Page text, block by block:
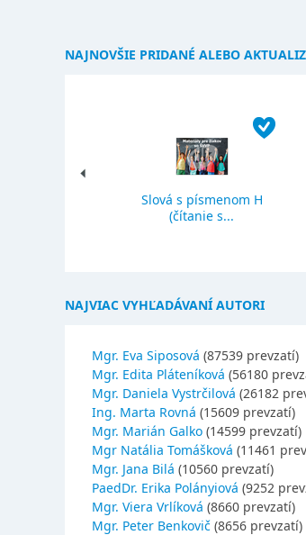
NAJNOVŠIE PRIDANÉ ALEBO
Slová s písmenom H
(čítanie s...
NAJVIAC VYHĽADÁVANÍ AUTORI
Mgr. Eva Siposová (87539 prevzatí)
Mgr. Edita Pláteníková (56180
Mgr. Daniela Vystrčilová (26182
Ing. Marta Rovná (15609 prevzatí)
Mgr. Marián Galko (14599 prevzatí)
Mgr Natália Tomášková (11461
Mgr. Jana Bilá (10560 prevzatí)
PaedDr. Erika Polányiová (9252
Mgr. Viera Vrlíková (8660 prevzatí)
Mgr. Peter Benkovič (8656 prevzatí)